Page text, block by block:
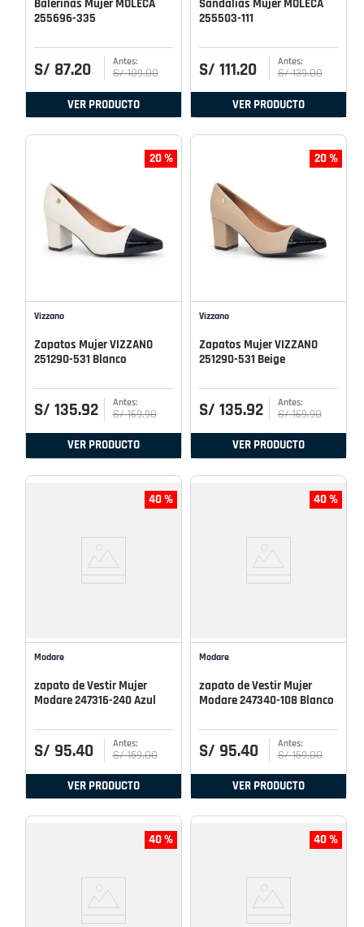
Balerinas Mujer MOLECA
255696-335
S/ 87.20 S/ 109.00
VER PRODUCTO
Sandalias Mujer MOLECA
255503-111
S/ 111.20 S/ 139.00
VER PRODUCTO
20 %
Vizzano
Zapatos Mujer VIZZANO
251290-531 Blanco
S/ 135.92 S/ 169.90
VER PRODUCTO
20 %
Vizzano
Zapatos Mujer VIZZANO
251290-531 Beige
S/ 135.92 S/ 169.90
VER PRODUCTO
40 %
Modare
zapato de Vestir Mujer
Modare 247316-240 Azul
S/ 95.40 S/ 159.00
VER PRODUCTO
40 %
Modare
zapato de Vestir Mujer
Modare 247340-108 Blanco
S/ 95.40 S/ 159.00
VER PRODUCTO
40 % 40 %